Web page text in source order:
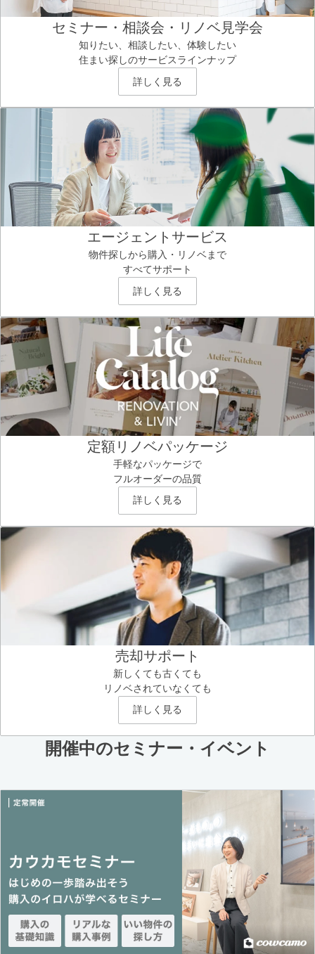
セミナー・相談会・リノベ見学会
知りたい、相談したい、体験したい
住まい探しのサービスラインナップ
詳しく見る
エージェントサービス
物件探しから購入・リノベまで
すべてサポート
詳しく見る
定額リノベパッケージ
手軽なパッケージで
フルオーダーの品質
詳しく見る
売却サポート
新しくても古くても
リノベされていなくても
詳しく見る
開催中のセミナー・イベント